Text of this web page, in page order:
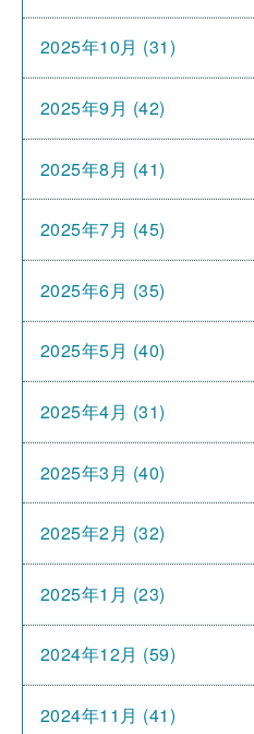
2025年10月 (31)
2025年9月 (42)
2025年8月 (41)
2025年7月 (45)
2025年6月 (35)
2025年5月 (40)
2025年4月 (31)
2025年3月 (40)
2025年2月 (32)
2025年1月 (23)
2024年12月 (59)
2024年11月 (41)